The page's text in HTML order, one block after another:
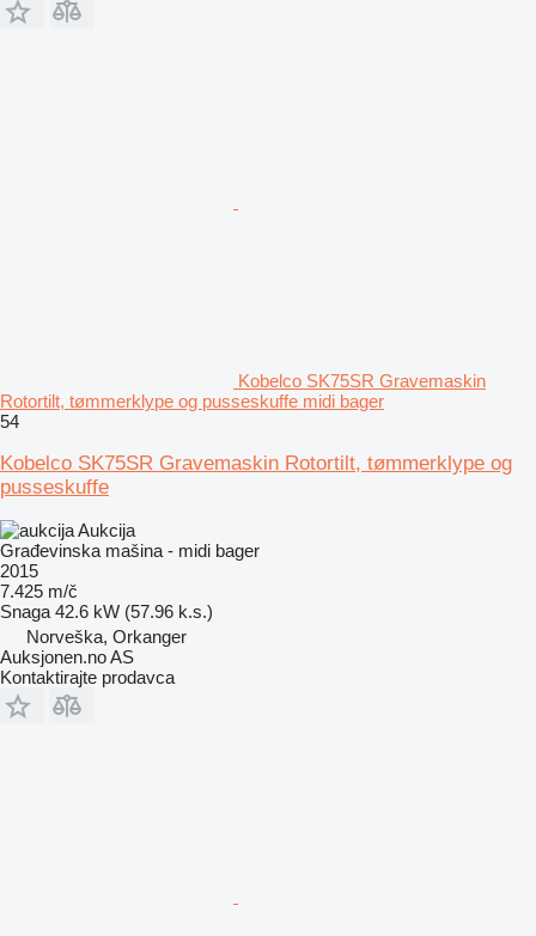
Kobelco SK75SR Gravemaskin
Rotortilt, tømmerklype og pusseskuffe midi bager
54
Kobelco SK75SR Gravemaskin Rotortilt, tømmerklype og
pusseskuffe
Aukcija
Građevinska mašina - midi bager
2015
7.425 m/č
Snaga 42.6 kW (57.96 k.s.)
Norveška, Orkanger
Auksjonen.no AS
Kontaktirajte prodavca